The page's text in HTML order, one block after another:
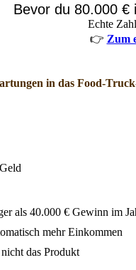
Bevor du 80.000 €
Echte
👉 Zum
in das Food-
als 40.000 € Gewinn im
mehr Einkommen
das Produkt